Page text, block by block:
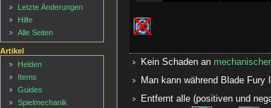
Kein Schaden an
Man kann während Blade
Entfernt alle (positiven und
Letzte Änderungen
Hilfe
Alle Seiten
Artikel
Helden
Items
Guides
Spielmechanik